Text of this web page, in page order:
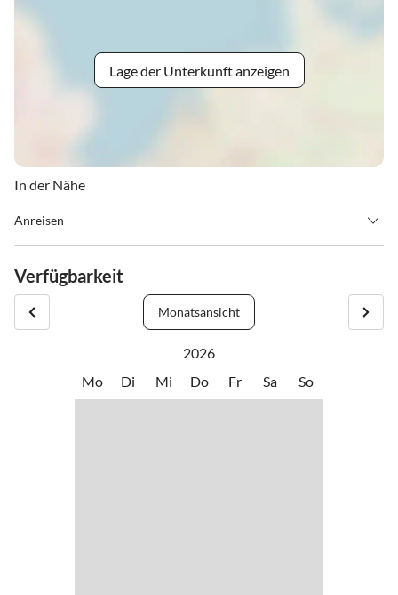
Lage der Unterkunft anzeigen
In der Nähe
Anreisen
Verfügbarkeit
Monatsansicht
2026
Mo
Di Mi Do Fr Sa So